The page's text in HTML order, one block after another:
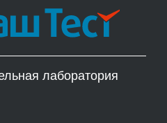
лаборатория